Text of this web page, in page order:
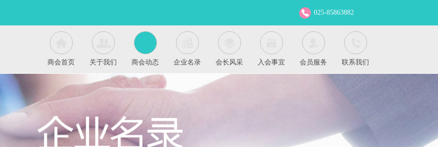
025-85863882
商会首页 关于我们 商会动态 企业名录 会长风采 入会事宜 会员服务 联系我们